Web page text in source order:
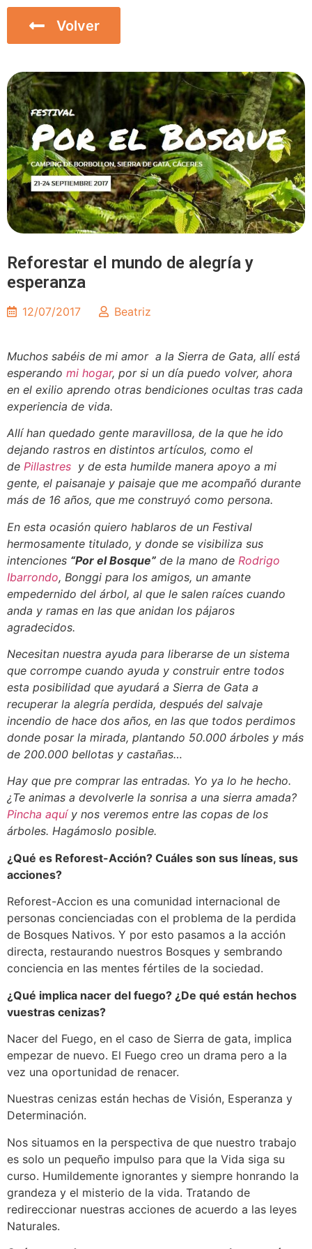
Volver
Reforestar el mundo de alegría y
esperanza
12/07/2017 Beatriz
Muchos sabéis de mi amor a la Sierra de Gata, allí está
esperando mi hogar, por si un día puedo volver, ahora
en el exilio aprendo otras bendiciones ocultas tras cada
experiencia de vida.
Allí han quedado gente maravillosa, de la que he ido
dejando rastros en distintos artículos, como el
de Pillastres y de esta humilde manera apoyo a mi
gente, el paisanaje y paisaje que me acompañó durante
más de 16 años, que me construyó como persona.
En esta ocasión quiero hablaros de un Festival
hermosamente titulado, y donde se visibiliza sus
intenciones “Por el Bosque” de la mano de Rodrigo
Ibarrondo, Bonggi para los amigos, un amante
empedernido del árbol, al que le salen raíces cuando
anda y ramas en las que anidan los pájaros
agradecidos.
Necesitan nuestra ayuda para liberarse de un sistema
que corrompe cuando ayuda y construir entre todos
esta posibilidad que ayudará a Sierra de Gata a
recuperar la alegría perdida, después del salvaje
incendio de hace dos años, en las que todos perdimos
donde posar la mirada, plantando 50.000 árboles y más
de 200.000 bellotas y castañas…
Hay que pre comprar las entradas. Yo ya lo he hecho.
¿Te animas a devolverle la sonrisa a una sierra amada?
Pincha aquíy nos veremos entre las copas de los
árboles. Hagámoslo posible.
¿Qué es Reforest-Acción? Cuáles son sus líneas, sus
acciones?
Reforest-Accion es una comunidad internacional de
personas concienciadas con el problema de la perdida
de Bosques Nativos. Y por esto pasamos a la acción
directa, restaurando nuestros Bosques y sembrando
conciencia en las mentes fértiles de la sociedad.
¿Qué implica nacer del fuego? ¿De qué están hechos
vuestras cenizas?
Nacer del Fuego, en el caso de Sierra de gata, implica
empezar de nuevo. El Fuego creo un drama pero a la
vez una oportunidad de renacer.
Nuestras cenizas están hechas de Visión, Esperanza y
Determinación.
Nos situamos en la perspectiva de que nuestro trabajo
es solo un pequeño impulso para que la Vida siga su
curso. Humildemente ignorantes y siempre honrando la
grandeza y el misterio de la vida. Tratando de
redireccionar nuestras acciones de acuerdo a las leyes
Naturales.